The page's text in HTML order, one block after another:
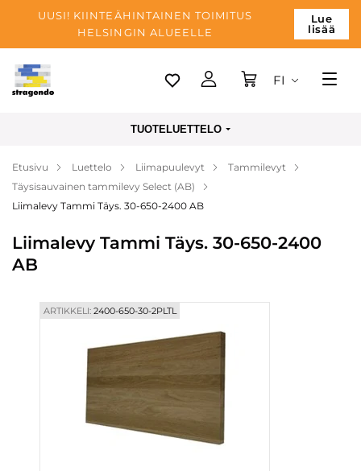
UUSI! KIINTEÄHINTAINEN TOIMITUS
HELSINGIN ALUEELLE
Lue
lisää
Tallinn
Maksu
Yrityksen
Blogi
Yhteystiedot
FI
TUOTELUETTELO
Etusivu Luettelo Liimapuulevyt
Tammilevyt
Täysisauvainen tammilevy Select (AB)
Liimalevy Tammi Täys. 30-650-2400 AB
Liimalevy Tammi Täys. 30-650-2400
AB
ARTIKKELI:2400-650-30-2PLTL